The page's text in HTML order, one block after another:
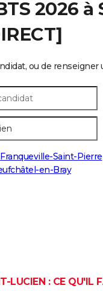
2026 à
ou de renseigner
Franqueville-Saint-Pierre
en-Bray
LUCIEN : CE QU'IL